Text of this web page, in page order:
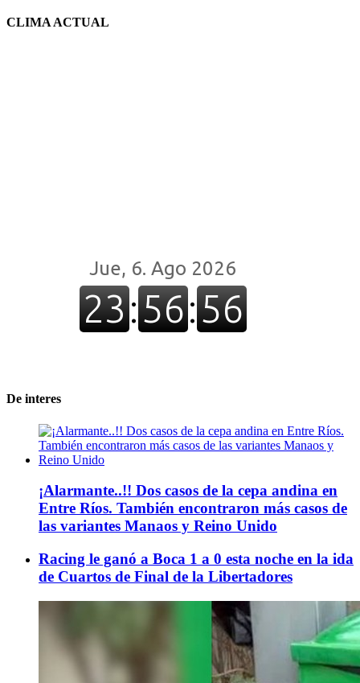
CLIMA ACTUAL
De interes
¡Alarmante..!! Dos casos de la cepa andina en
Entre Ríos. También encontraron más casos de
las variantes Manaos y Reino Unido
Racing le ganó a Boca 1 a 0 esta noche en la ida
de Cuartos de Final de la Libertadores